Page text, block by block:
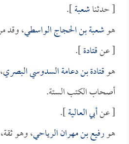
[ حدثناشعبة].
هوشعبة بن الحجاج الواسطي، وقد
[ عنقتادة].
هوقتادة بن دعامة السدوسي البصري
أصحاب الكتب الستة.
[ عنأبي العالية].
هورفيع بن مهران الرياحي، وهو